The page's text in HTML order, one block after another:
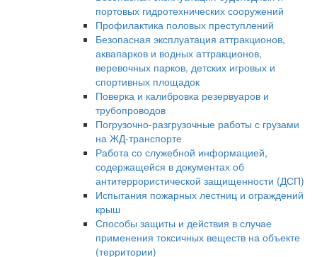
портовых гидротехнических сооружений
Профилактика половых преступлений
Безопасная эксплуатация аттракционов,
аквапарков и водных аттракционов,
веревочных парков, детских игровых и
спортивных площадок
Поверка и калибровка резервуаров и
трубопроводов
Погрузочно-разгрузочные работы с грузами
на ЖД-транспорте
Работа со служебной информацией,
содержащейся в документах об
антитеррористической защищенности (ДСП)
Испытания пожарных лестниц и ограждений
крыш
Способы защиты и действия в случае
применения токсичных веществ на объекте
(территории)